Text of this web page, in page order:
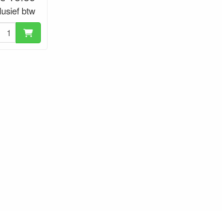
btw